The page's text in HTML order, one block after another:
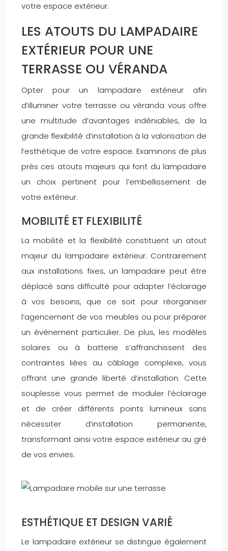
votre espace extérieur.
LES ATOUTS DU LAMPADAIRE
EXTÉRIEUR POUR UNE
TERRASSE OU VÉRANDA
Opter pour un lampadaire extérieur afin
d’illuminer votre terrasse ou véranda vous offre
une multitude d’avantages indéniables, de la
grande flexibilité d’installation à la valorisation de
l’esthétique de votre espace. Examinons de plus
près ces atouts majeurs qui font du lampadaire
un choix pertinent pour l’embellissement de
votre extérieur.
MOBILITÉ ET FLEXIBILITÉ
La mobilité et la flexibilité constituent un atout
majeur du lampadaire extérieur. Contrairement
aux installations fixes, un lampadaire peut être
déplacé sans difficulté pour adapter l’éclairage
à vos besoins, que ce soit pour réorganiser
l’agencement de vos meubles ou pour préparer
un événement particulier. De plus, les modèles
solaires ou à batterie s’affranchissent des
contraintes liées au câblage complexe, vous
offrant une grande liberté d’installation. Cette
souplesse vous permet de moduler l’éclairage
et de créer différents points lumineux sans
nécessiter d’installation permanente,
transformant ainsi votre espace extérieur au gré
de vos envies.
ESTHÉTIQUE ET DESIGN VARIÉ
Le lampadaire extérieur se distingue également